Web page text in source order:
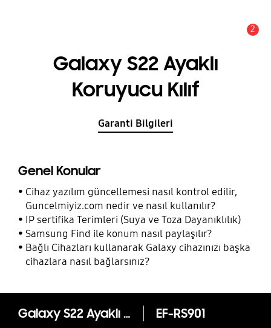
2
Galaxy S22 Ayaklı
Koruyucu Kılıf
Garanti Bilgileri
Genel Konular
Cihaz yazılım güncellemesi nasıl kontrol edilir,
Guncelmiyiz.com nedir ve nasıl kullanılır?
IP sertifika Terimleri (Suya ve Toza Dayanıklılık)
Samsung Find ile konum nasıl paylaşılır?
Bağlı Cihazları kullanarak Galaxy cihazınızı başka
cihazlara nasıl bağlarsınız?
Galaxy S22 Ayaklı Koruyucu Kılıf EF-RS901